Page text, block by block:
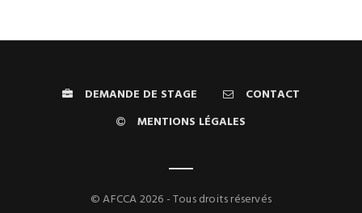
DEMANDE DE STAGE
CONTACT
MENTIONS LÉGALES
© AFCCA 2026 - Tous droits réservés